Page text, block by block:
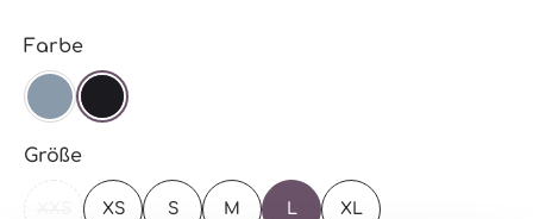
Farbeauswählen
STEEL BLUE
SCHWARZ
Größeauswählen
(DIESE OPTION IST ZURZEIT NICHT VERFÜGBAR.)
XS S M L XL